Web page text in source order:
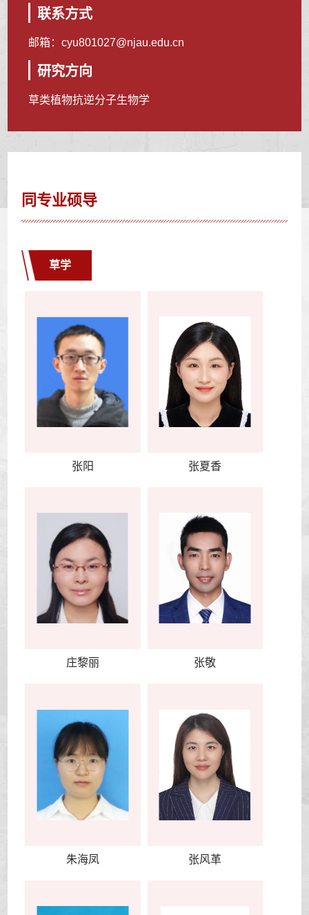
联系方式
邮箱：cyu801027@njau.edu.cn
研究方向
草类植物抗逆分子生物学
同专业硕导
草学
张阳 张夏香
庄黎丽 张敬
朱海凤 张风革